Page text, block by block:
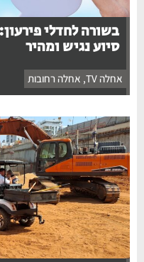
בשורה לחדלי פירעון:
סיוע נגיש ומהיר
אחלה TV ,אחלה רחובות